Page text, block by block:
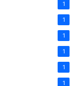
1
1
1
1
1
1